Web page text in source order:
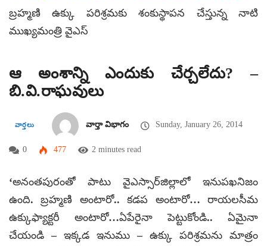
బ్రహ్మణి ఉక్కు పరిశ్రమకు శంకుస్థాపన చేస్తున్న నాటి
ముఖ్యమంత్రి వైఎస్
ఆ అంశాన్ని ఎందుకు చేర్చలేదు? –
బి.వి.రాఘవులు
వార్తలు వార్తా విభాగం Sunday, January 26, 2014
0 477 2 minutes read
‘అనంతపురంతో పాటు వైఎస్సార్‌జిల్లాలో ఇనుపఖనిజం
ఉంది. బ్రహ్మణి అంటారో.. కడప అంటారో… రాయలసీమ
ఉక్కుఫ్యాక్టరీ అంటారో…ఏపేరైనా పెట్టుకోండి.. ఏమైనా
చేయండి – ఇక్కడ ఇనుము – ఉక్కు పరిశ్రమను మాత్రం